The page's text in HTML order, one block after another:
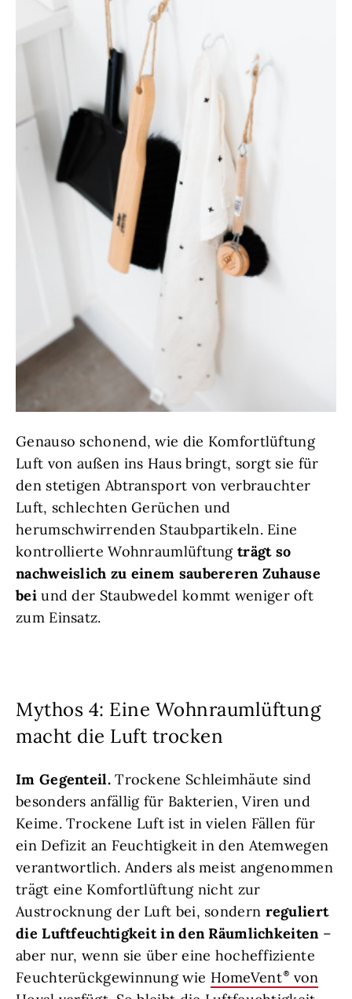
Genauso schonend, wie die Komfortlüftung
Luft von außen ins Haus bringt, sorgt sie für
den stetigen Abtransport von verbrauchter
Luft, schlechten Gerüchen und
herumschwirrenden Staubpartikeln. Eine
kontrollierte Wohnraumlüftungträgt so
nachweislich zu einem saubereren Zuhause
beiund der Staubwedel kommt weniger oft
zum Einsatz.
Mythos 4: Eine Wohnraumlüftung
macht die Luft trocken
Im Gegenteil.Trockene Schleimhäute sind
besonders anfällig für Bakterien, Viren und
Keime. Trockene Luft ist in vielen Fällen für
ein Defizit an Feuchtigkeit in den Atemwegen
verantwortlich. Anders als meist angenommen
trägt eine Komfortlüftung nicht zur
Austrocknung der Luft bei, sondern reguliert
die Luftfeuchtigkeit in den Räumlichkeiten –
aber nur, wenn sie über eine hocheffiziente
Feuchterückgewinnung wie HomeVent
von